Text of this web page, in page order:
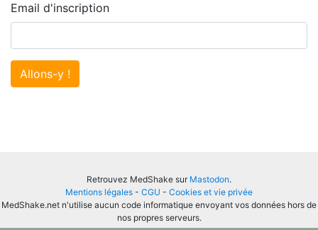
Email d'inscription
Allons-y !
Retrouvez MedShake sur Mastodon.
Mentions légales - CGU - Cookies et vie privée
MedShake.net n'utilise aucun code informatique envoyant vos données hors de
nos propres serveurs.